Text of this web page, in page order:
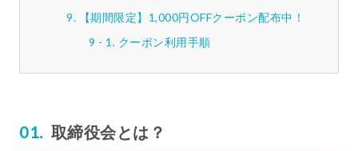
【期間限定】1,000円OFFクーポン配布中！
クーポン利用手順
取締役会とは？